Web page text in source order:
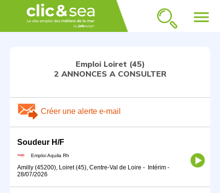
menu
Emploi Loiret (45)
2 ANNONCES A CONSULTER
Créer une alerte e-mail
Soudeur H/F
Emploi Aquila Rh
Amilly (45200), Loiret (45), Centre-Val de Loire - Intérim -
28/07/2026